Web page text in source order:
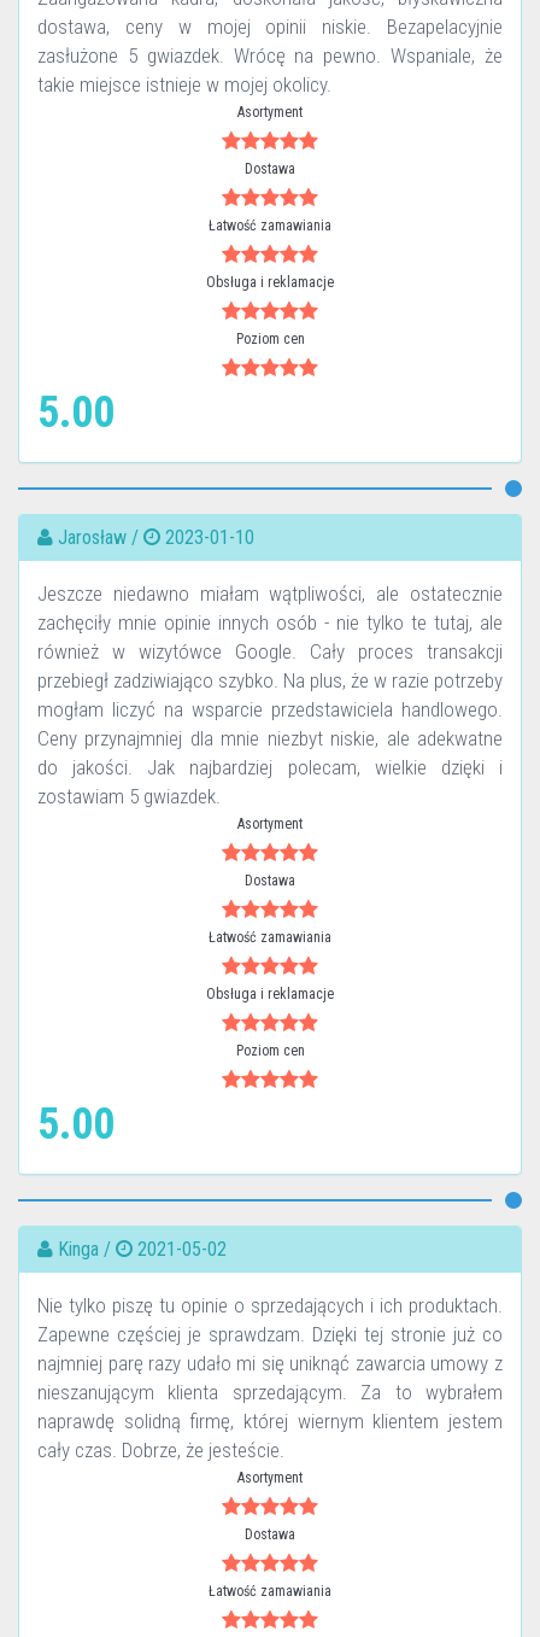
dostawa, ceny w mojej opinii niskie. Bezapelacyjnie
zasłużone 5 gwiazdek. Wrócę na pewno. Wspaniale, że
takie miejsce istnieje w mojej okolicy.
Asortyment
Dostawa
Łatwość zamawiania
Obsługa i reklamacje
Poziom cen
5.00
Jarosław / 2023-01-10
Jeszcze niedawno miałam wątpliwości, ale ostatecznie
zachęciły mnie opinie innych osób - nie tylko te tutaj, ale
również w wizytówce Google. Cały proces transakcji
przebiegł zadziwiająco szybko. Na plus, że w razie potrzeby
mogłam liczyć na wsparcie przedstawiciela handlowego.
Ceny przynajmniej dla mnie niezbyt niskie, ale adekwatne
do jakości. Jak najbardziej polecam, wielkie dzięki i
zostawiam 5 gwiazdek.
Asortyment
Dostawa
Łatwość zamawiania
Obsługa i reklamacje
Poziom cen
5.00
Kinga / 2021-05-02
Nie tylko piszę tu opinie o sprzedających i ich produktach.
Zapewne częściej je sprawdzam. Dzięki tej stronie już co
najmniej parę razy udało mi się uniknąć zawarcia umowy z
nieszanującym klienta sprzedającym. Za to wybrałem
naprawdę solidną firmę, której wiernym klientem jestem
cały czas. Dobrze, że jesteście.
Asortyment
Dostawa
Łatwość zamawiania